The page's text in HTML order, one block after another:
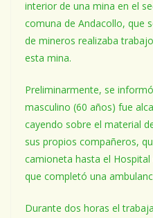
interior de una mina en el
comuna de Andacollo, que
de mineros realizaba
esta mina.
Preliminarmente, se
masculino (60 años) fue
cayendo sobre el material
sus propios compañeros,
camioneta hasta el
que completó una
Durante dos horas el